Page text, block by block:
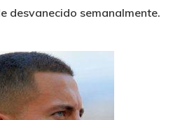
desvanecido semanalmente.